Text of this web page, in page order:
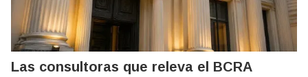
Las consultoras que releva el BCRA